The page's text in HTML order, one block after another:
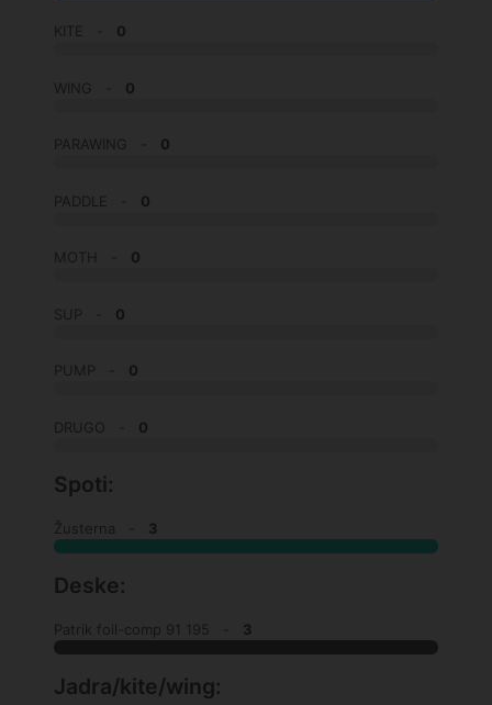
KITE - 0
WING - 0
PARAWING - 0
PADDLE - 0
MOTH - 0
SUP - 0
PUMP - 0
DRUGO - 0
Spoti:
Žusterna - 3
Deske:
Patrik foil-comp 91 195 - 3
Jadra/kite/wing: